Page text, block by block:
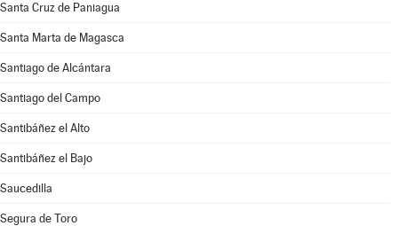
Santa Cruz de Paniagua
Santa Marta de Magasca
Santiago de Alcántara
Santiago del Campo
Santibáñez el Alto
Santibáñez el Bajo
Saucedilla
Segura de Toro